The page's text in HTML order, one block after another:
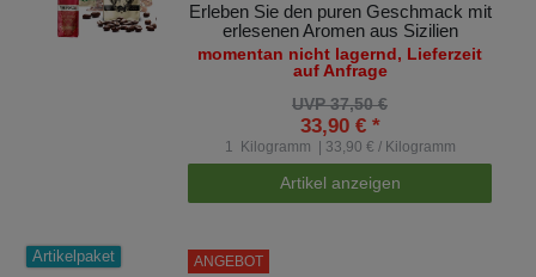
Erleben Sie den puren Geschmack mit
erlesenen Aromen aus Sizilien
momentan nicht lagernd, Lieferzeit
auf Anfrage
UVP 37,50 €
33,90 € *
1 Kilogramm | 33,90 € / Kilogramm
Artikel anzeigen
Artikelpaket ANGEBOT